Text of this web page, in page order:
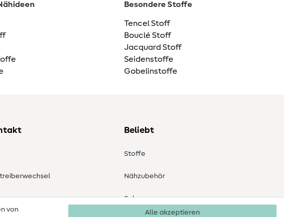
Besondere Stoffe
Tencel Stoff
Bouclé Stoff
Jacquard Stoff
Seidenstoffe
Gobelinstoffe
Beliebt
Stoffe
Nähzubehör
Sale
von
Alle akzeptieren